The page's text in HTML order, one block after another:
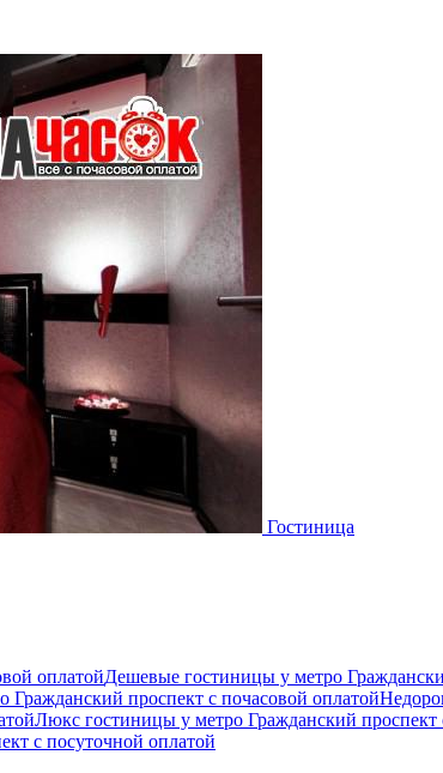
Гостиница
оплатойДешевые гостиницы у метро
Гражданский проспект c почасовой оплатой
Люкс гостиницы у метро Гражданский проспект
c посуточной оплатой